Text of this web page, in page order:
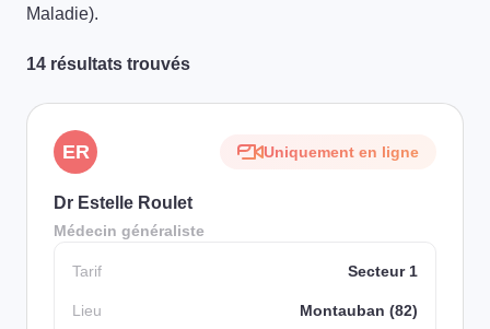
Maladie).
14 résultats trouvés
ER Uniquement en ligne
Dr Estelle Roulet
Médecin généraliste
Tarif Secteur 1
Lieu Montauban (82)